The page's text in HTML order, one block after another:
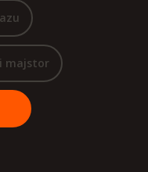
majstor